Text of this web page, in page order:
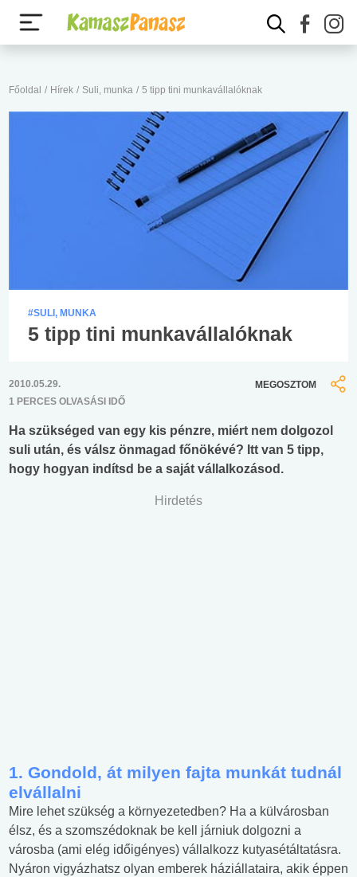
Főoldal / Hírek / Suli, munka / 5 tipp tini munkavállalóknak
#SULI, MUNKA
5 tipp tini munkavállalóknak
2010.05.29.
1 PERCES OLVASÁSI IDŐ
MEGOSZTOM
Ha szükséged van egy kis pénzre, miért nem dolgozol
suli után, és válsz önmagad főnökévé? Itt van 5 tipp,
hogy hogyan indítsd be a saját vállalkozásod.
Hirdetés
1. Gondold, át milyen fajta munkát tudnál
elvállalni
Mire lehet szükség a környezetedben? Ha a külvárosban
élsz, és a szomszédoknak be kell járniuk dolgozni a
városba (ami elég időigényes) vállalkozz kutyasétáltatásra.
Nyáron vigyázhatsz olyan emberek háziállataira, akik éppen